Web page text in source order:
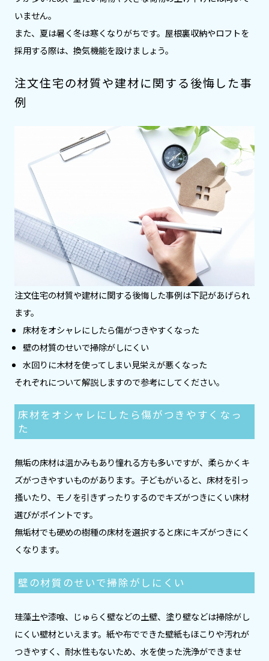
いません。
また、夏は暑く冬は寒くなりがちです。屋根裏収納やロフトを
採用する際は、換気機能を設けましょう。
注文住宅の材質や建材に関する後悔した事
例
注文住宅の材質や建材に関する後悔した事例は下記があげられ
ます。
床材をオシャレにしたら傷がつきやすくなった
壁の材質のせいで掃除がしにくい
水回りに木材を使ってしまい見栄えが悪くなった
それぞれについて解説しますので参考にしてください。
床材をオシャレにしたら傷がつきやすくなっ
た
無垢の床材は温かみもあり憧れる方も多いですが、柔らかくキ
ズがつきやすいものがあります。子どもがいると、床材を引っ
搔いたり、モノを引きずったりするのでキズがつきにくい床材
選びがポイントです。
無垢材でも硬めの樹種の床材を選択すると床にキズがつきにく
くなります。
壁の材質のせいで掃除がしにくい
珪藻土や漆喰、じゅらく壁などの土壁、塗り壁などは掃除がし
にくい壁材といえます。紙や布でできた壁紙もほこりや汚れが
つきやすく、耐水性もないため、水を使った洗浄ができませ